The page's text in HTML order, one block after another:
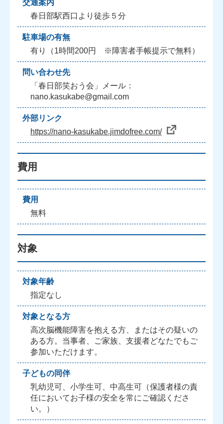
交通案内
春日部駅西口より徒歩５分
駐車場の有無
有り（1時間200円 ※障害者手帳提示で無料）
問い合わせ先
「春日部笑おう会」メール：
nano.kasukabe@gmail.com
外部リンク
https://nano-kasukabe.jimdofree.com/
費用
費用
無料
対象
対象年齢
指定なし
対象となる方
高次脳機能障害を抱える方、またはその疑いの
ある方。当事者、ご家族、支援者どなたでもご
参加いただけます。
子どもの同伴
乳幼児可、小学生可、中高生可（保護者様の責
任においてお子様の安全を常にご確認くださ
い。）